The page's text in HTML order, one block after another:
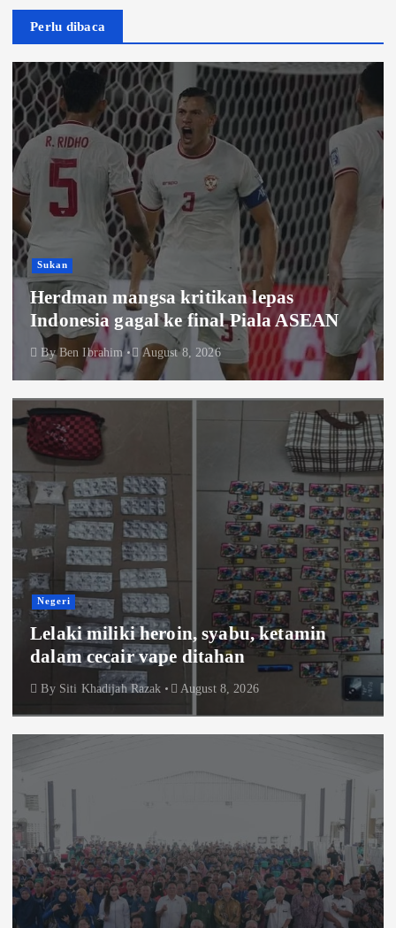
Perlu dibaca
Sukan
Herdman mangsa kritikan lepas
Indonesia gagal ke final Piala ASEAN
ByBen Ibrahim August 8, 2026
Negeri
Lelaki miliki heroin, syabu, ketamin
dalam cecair vape ditahan
By Siti Khadijah Razak August 8, 2026